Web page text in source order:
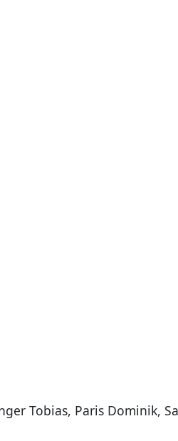
Tobias, Paris Dominik,